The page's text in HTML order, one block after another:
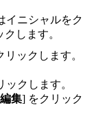
イニシャルをク
します。
リックします。
クします。
集] をクリック